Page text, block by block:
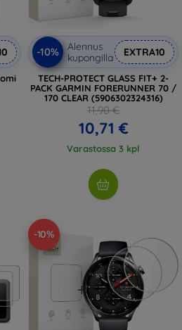
-10%
Alennus
kupongilla
EXTRA10
TECH-PROTECT GLASS FIT+ 2-
PACK GARMIN FORERUNNER 70 /
170 CLEAR (5906302324316)
11,90 €
10,71 €
Varastossa 3 kpl
-10%